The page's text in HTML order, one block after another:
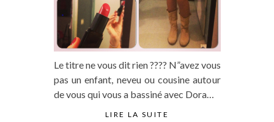
Le titre ne vous dit rien ???? N”avez vous
pas un enfant, neveu ou cousine autour
de vous qui vous a bassiné avec Dora…
LIRE LA SUITE